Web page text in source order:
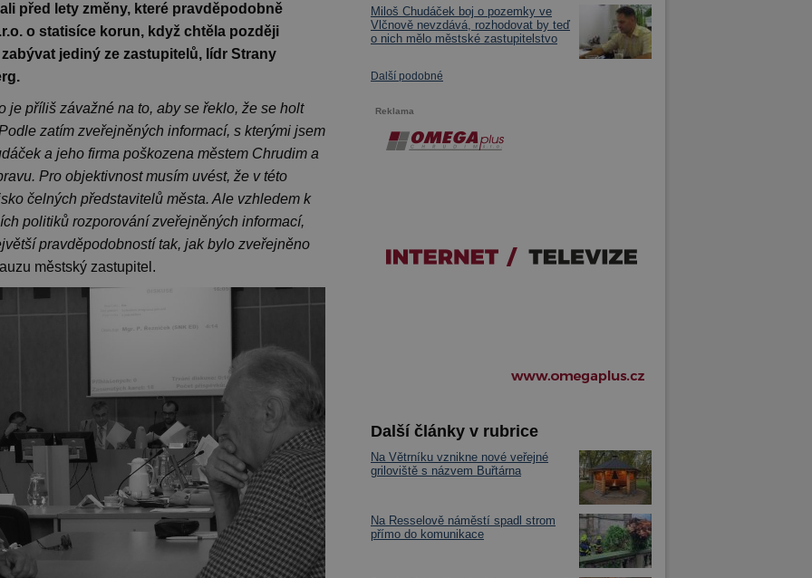
před lety změny, které pravděpodobně
o statisíce korun, když chtěla později
jediný ze zastupitelů, lídr Strany
je příliš závažné na to, aby se řeklo, že se holt
zatím zveřejněných informací, s kterými jsem
a jeho firma poškozena městem Chrudim a
Pro objektivnost musím uvést, že v této
čelných představitelů města. Ale vzhledem k
politiků rozporování zveřejněných informací,
pravděpodobností tak, jak bylo zveřejněno
městský zastupitel.
Miloš Chudáček boj o pozemky ve
Vlčnově nevzdává, rozhodovat by teď
o nich mělo městské zastupitelstvo
Další podobné
Reklama
Další články v rubrice
Na Větrníku vznikne nové veřejné
griloviště s názvem Buřtárna
Na Resselově náměstí spadl strom
přímo do komunikace